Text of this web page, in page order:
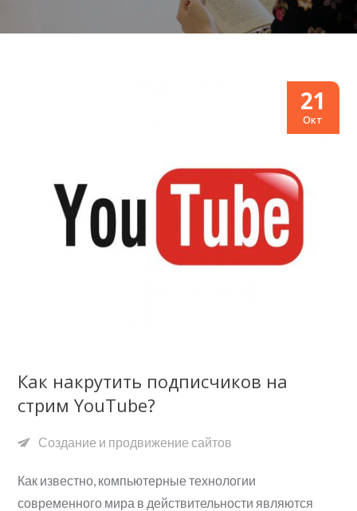
21
Окт
Как накрутить подписчиков на
стрим YouTube?
Создание и продвижение сайтов
Как известно, компьютерные технологии
современного мира в действительности являются